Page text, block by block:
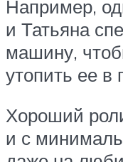
Например,
и Татьяна
машину,
утопить ее в
Хороший
и с